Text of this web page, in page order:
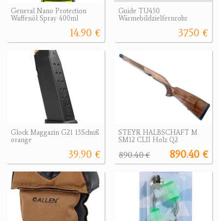
General Nano Protection
Waffenöl Spray 400ml
14.90 €
Guide TU450
Wärmebildzielfernrohr
3750 €
Glock Maggazin G21 13Schuß
orange
39.90 €
STEYR HALBSCHAFT M
SM12 CLII Holz Q2
890.40 €
890.40 €